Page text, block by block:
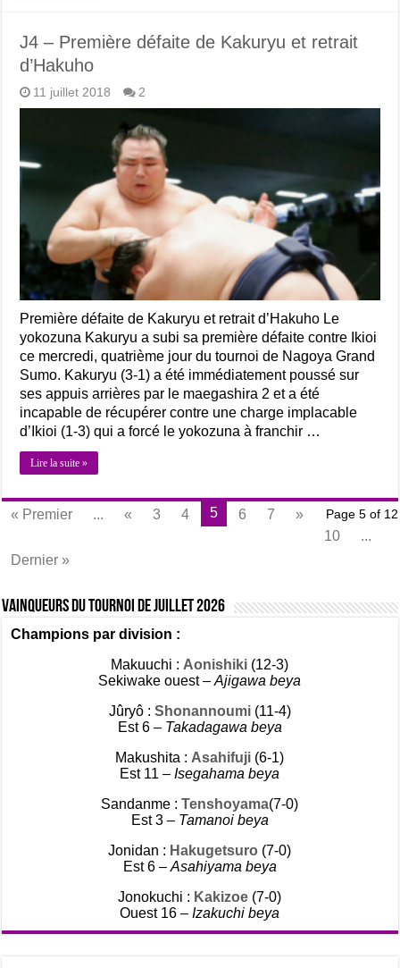
J4 – Première défaite de Kakuryu et retrait
d’Hakuho
11 juillet 2018 2
Première défaite de Kakuryu et retrait d’Hakuho Le
yokozuna Kakuryu a subi sa première défaite contre Ikioi
ce mercredi, quatrième jour du tournoi de Nagoya Grand
Sumo. Kakuryu (3-1) a été immédiatement poussé sur
ses appuis arrières par le maegashira 2 et a été
incapable de récupérer contre une charge implacable
d’Ikioi (1-3) qui a forcé le yokozuna à franchir …
Lire la suite »
Page 5 of 12
« Premier ... « 3 4 5 6 7
»
10
...
Dernier »
Vainqueurs du tournoi de Juillet 2026
Champions par division :
Makuuchi : Aonishiki (12-3)
Sekiwake ouest –Ajigawa beya
Jûryô : Shonannoumi (11-4)
Est 6 – Takadagawa beya
Makushita : Asahifuji (6-1)
Est 11 –Isegahama beya
Sandanme :Tenshoyama(7-0)
Est 3 – Tamanoi beya
Jonidan : Hakugetsuro (7-0)
Est 6 – Asahiyama beya
Jonokuchi : Kakizoe (7-0)
Ouest 16 –Izakuchi beya